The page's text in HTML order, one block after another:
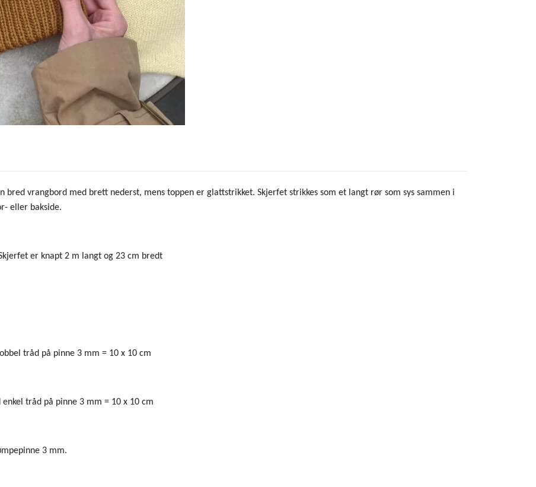
bred vrangbord med brett nederst, mens toppen er glattstrikket. Skjerfet strikkes som et langt rør som sys sammen i
eller bakside.
er knapt 2 m langt og 23 cm bredt
tråd på pinne 3 mm = 10 x 10 cm
tråd på pinne 3 mm = 10 x 10 cm
3 mm.